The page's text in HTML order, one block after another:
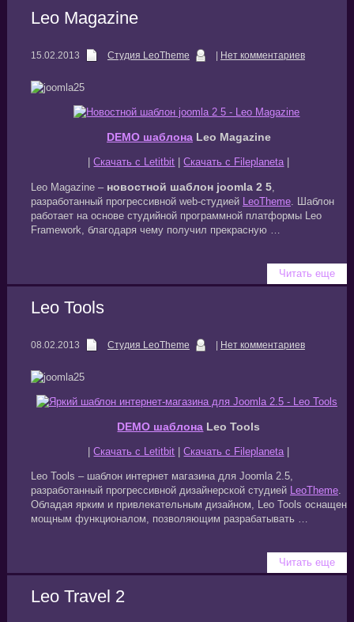
Leo Magazine
15.02.2013 Студия LeoTheme Нет комментариев
DEMO шаблонаLeo Magazine
|Скачать с Letitbit |Скачать с Fileplaneta|
Leo Magazine – новостной шаблон joomla 2 5,
разработанный прогрессивной web-студией LeoTheme. Шаблон
работает на основе студийной программной платформы Leo
Framework, благодаря чему получил прекрасную …
Читать еще
Leo Tools
08.02.2013 Студия LeoTheme Нет комментариев
DEMO шаблона Leo Tools
|Скачать с Letitbit |Скачать с Fileplaneta|
Leo Tools – шаблон интернет магазина для Joomla 2.5,
разработанный прогрессивной дизайнерской студией LeoTheme.
Обладая ярким и привлекательным дизайном, Leo Tools оснащен
мощным функционалом, позволяющим разрабатывать …
Читать еще
Leo Travel 2